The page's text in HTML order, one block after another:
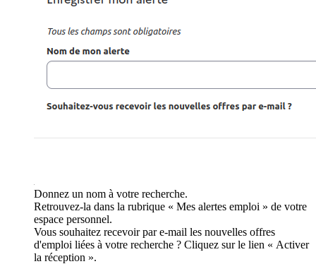
Donnez un nom à votre recherche.
Retrouvez-la dans la rubrique « Mes alertes emploi » de votre
espace personnel.
Vous souhaitez recevoir par e-mail les nouvelles offres
d'emploi liées à votre recherche ? Cliquez sur le lien « Activer
la réception ».